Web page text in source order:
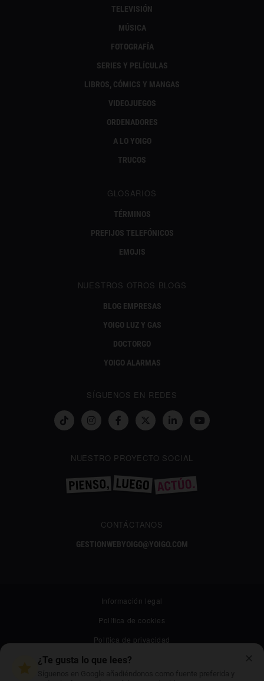
TELEVISIÓN
MÚSICA
FOTOGRAFÍA
SERIES Y PELÍCULAS
LIBROS, CÓMICS Y MANGAS
VIDEOJUEGOS
ORDENADORES
A LO YOIGO
TRUCOS
GLOSARIOS
TÉRMINOS
PREFIJOS TELEFÓNICOS
EMOJIS
NUESTROS OTROS BLOGS
BLOG EMPRESAS
YOIGO LUZ Y GAS
DOCTORGO
YOIGO ALARMAS
SÍGUENOS EN REDES
NUESTRO PROYECTO SOCIAL
CONTÁCTANOS
GESTIONWEBYOIGO@YOIGO.COM
Información legal
Política de cookies
Política de privacidad
Canal ético
¿Te gusta lo que lees?